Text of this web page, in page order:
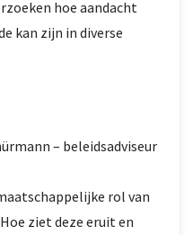
hoe aandacht
kan zijn in diverse
– beleidsadviseur
rol van
ziet deze eruit en